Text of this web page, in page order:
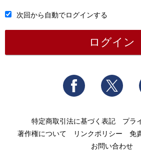
次回から自動でログインする
Facebook
特定商取引法に基づく表記
プラ
著作権について
リンクポリシー 免
お問い合わせ